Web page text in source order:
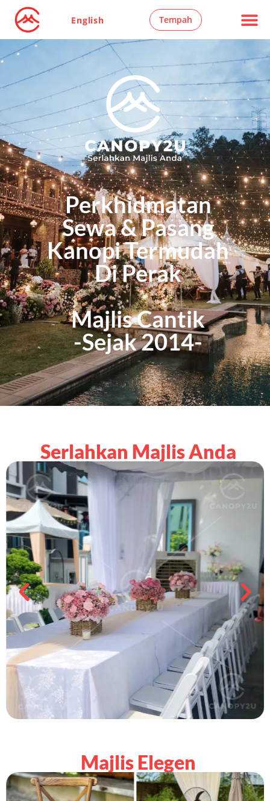
English Tempah
Perkhidmatan
Sewa & Pasang
Kanopi Termudah
Di Perak
Majlis Cantik
-Sejak 2014-
Serlahkan Majlis Anda
Majlis Elegen